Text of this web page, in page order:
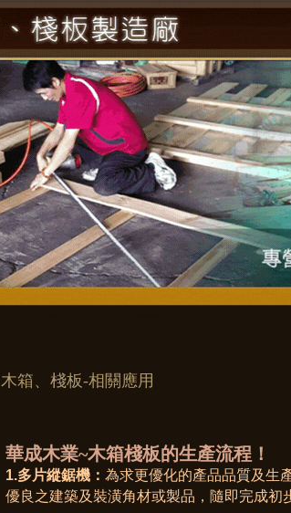
木箱、棧板-相關應用
華成木業~木箱棧板的生產流程！
1.多片縱鋸機： 為求更優化的產品品質及生
優良之建築及裝潢角材或製品，隨即完成初